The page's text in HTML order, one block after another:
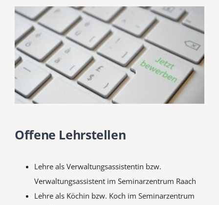
Offene Lehrstellen
Lehre als Verwaltungsassistentin bzw.
Verwaltungsassistent im Seminarzentrum Raach
Lehre als Köchin bzw. Koch im Seminarzentrum